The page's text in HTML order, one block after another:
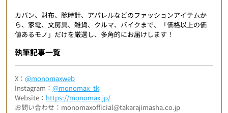
カバン、財布、腕時計、アパレルなどのファッションアイテムか
ら、家電、文房具、雑貨、クルマ、バイクまで、「価格以上の価
値あるモノ」だけを厳選し、多角的にお届けします！
執筆記事一覧
X：@monomaxweb
Instagram：@monomax_tkj
Website： https://monomax.jp/
お問い合わせ：monomaxofficial@takarajimasha.co.jp